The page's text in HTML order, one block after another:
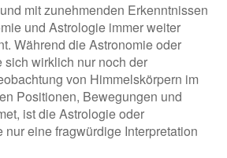
mit zunehmenden Erkenntnissen
und Astrologie immer weiter
Während die Astronomie oder
sich wirklich nur noch der
von Himmelskörpern im
Positionen, Bewegungen und
ist die Astrologie oder
nur eine fragwürdige Interpretation